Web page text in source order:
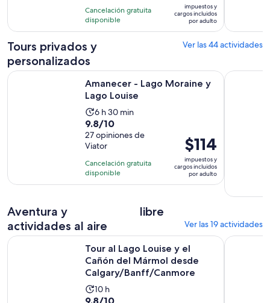
horas
con
399
opiniones
Cancelación gratuita
disponible
es
de
por
impuestos y
cargos incluidos
por adulto
Tours privados y
personalizados
Ver las 44 actividades
Amanecer - Lago Moraine y
Lago Louise
La
actividad
dura
6
horas
y
30
6 h 30 min
9.8
de
10
con
27
opiniones
9.8/10
27 opiniones de
Viator
Cancelación gratuita
disponible
El
precio
es
de
$114
impuestos y
cargos incluidos
por adulto
Amanecer - Lago Moraine y Lago Louise Se abrirá en una
Tour
Aventura y
actividades al aire
libre
Ver las 19 actividades
Tour al Lago Louise y el
Cañón del Mármol desde
Calgary/Banff/Canmore
La
10 h
Tour al Lago Louise y el Cañón del Mármol desde Calgary/
Explora